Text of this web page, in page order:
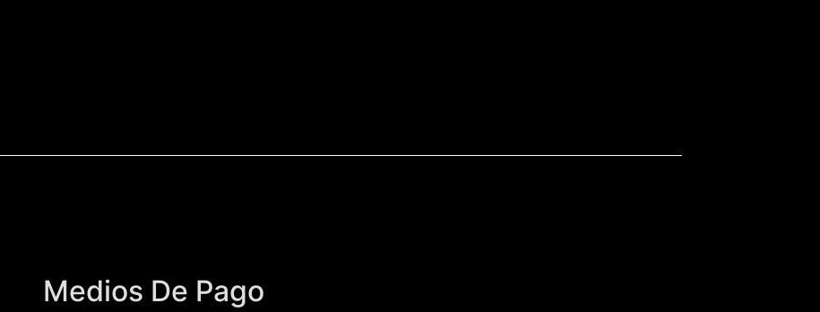
Medios De Pago